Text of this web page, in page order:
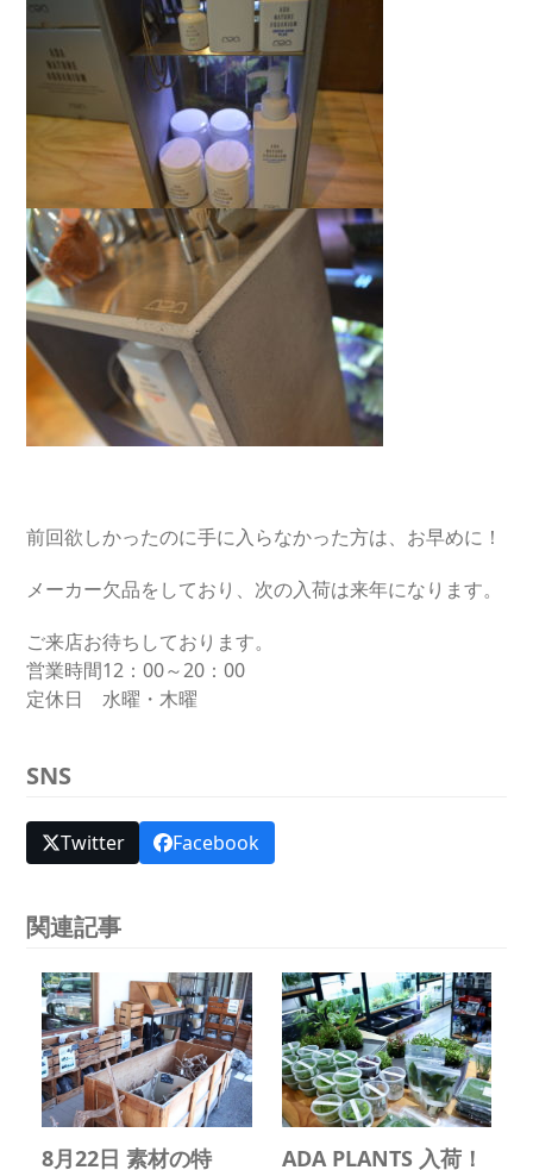
前回欲しかったのに手に入らなかった方は、お早めに！
メーカー欠品をしており、次の入荷は来年になります。
ご来店お待ちしております。
営業時間12：00～20：00
定休日 水曜・木曜
SNS
Twitter Facebook
関連記事
8月22日 素材の特 ADA PLANTS 入荷！